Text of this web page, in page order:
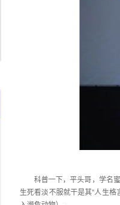
科普一下，平头哥，学名
生死看淡不服就干是其“人生